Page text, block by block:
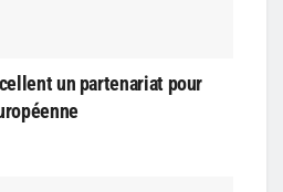
un partenariat pour